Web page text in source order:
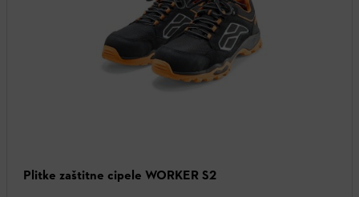
Plitke zaštitne cipele WORKER S2